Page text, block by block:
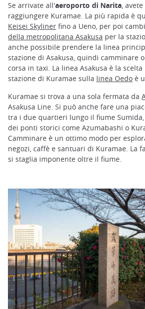
Se arrivate all'aeroporto di Narita,
raggiungere Kuramae. La più rapida è
Keisei Skyliner fino a Ueno, per poi
della metropolitana Asakusa per la
anche possibile prendere la linea
stazione di Asakusa, quindi camminare
corsa in taxi. La linea Asakusa è la
stazione di Kuramae sulla linea Oedo è
Kuramae si trova a una sola fermata da
Asakusa Line. Si può anche fare una
tra i due quartieri lungo il fiume
dei ponti storici come Azumabashi o
Camminare è un ottimo modo per
negozi, caffè e santuari di Kuramae. La
si staglia imponente oltre il fiume.